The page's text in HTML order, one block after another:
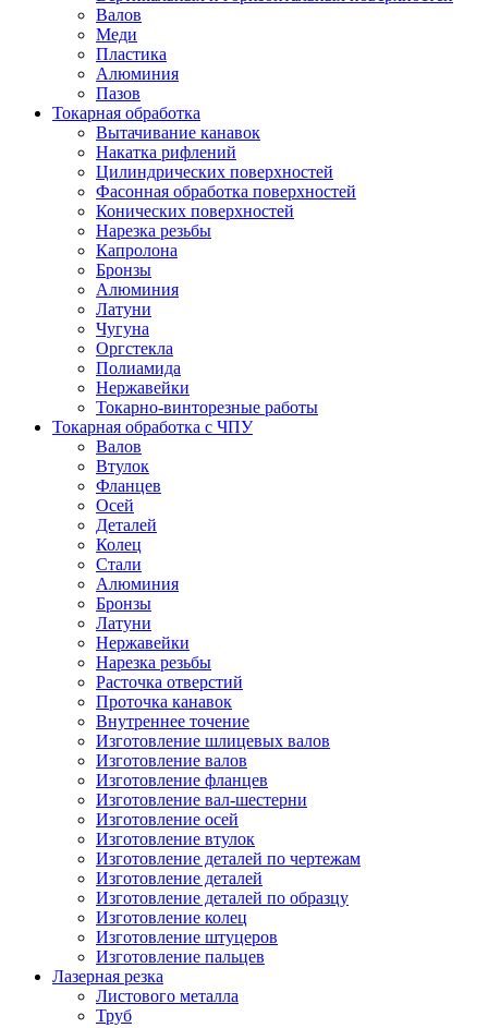
Валов
Меди
Пластика
Алюминия
Пазов
Токарная обработка
Вытачивание канавок
Накатка рифлений
Цилиндрических поверхностей
Фасонная обработка поверхностей
Конических поверхностей
Нарезка резьбы
Капролона
Бронзы
Алюминия
Латуни
Чугуна
Оргстекла
Полиамида
Нержавейки
Токарно-винторезные работы
Токарная обработка с ЧПУ
Валов
Втулок
Фланцев
Осей
Деталей
Колец
Стали
Алюминия
Бронзы
Латуни
Нержавейки
Нарезка резьбы
Расточка отверстий
Проточка канавок
Внутреннее точение
Изготовление шлицевых валов
Изготовление валов
Изготовление фланцев
Изготовление вал-шестерни
Изготовление осей
Изготовление втулок
Изготовление деталей по чертежам
Изготовление деталей
Изготовление деталей по образцу
Изготовление колец
Изготовление штуцеров
Изготовление пальцев
Лазерная резка
Листового металла
Труб